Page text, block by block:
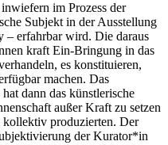
im Prozess der
Subjekt in der Ausstellung
– erfahrbar wird. Die daraus
kraft Ein-Bringung in das
es konstituieren,
machen. Das
dann das künstlerische
außer Kraft zu setzen
produzierten. Der
der Kurator*in